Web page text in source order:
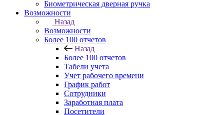
Биометрическая дверная ручка
Возможности
Назад
Возможности
Более 100 отчетов
Назад
Более 100 отчетов
Табели учета
Учет рабочего времени
График работ
Сотрудники
Заработная плата
Посетители